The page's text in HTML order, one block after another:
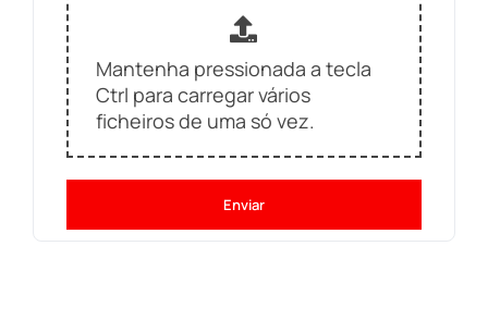
Mantenha pressionada a tecla
Ctrl para carregar vários
ficheiros de uma só vez.
Enviar